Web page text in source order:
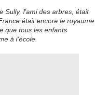
Sully, l'ami des arbres, était
était encore le royaume
que tous les enfants
à l'école.